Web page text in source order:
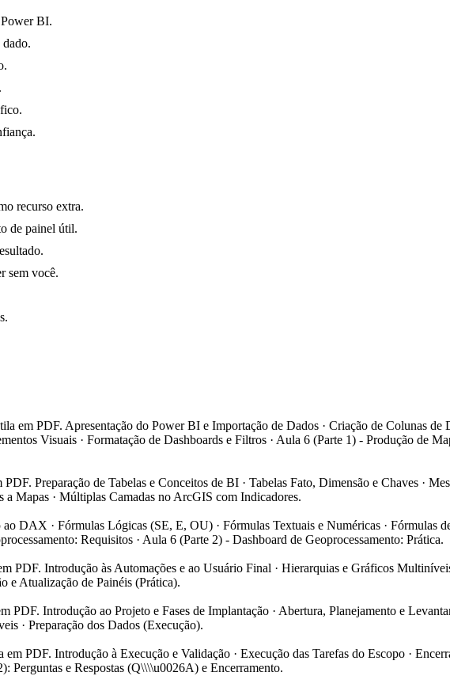
Power BI.
recurso extra.
de painel útil.
sem você.
em PDF. Apresentação do Power BI e Importação de Dados · Criação de Colunas de
Visuais · Formatação de Dashboards e Filtros · Aula 6 (Parte 1) - Produção de
PDF. Preparação de Tabelas e Conceitos de BI · Tabelas Fato, Dimensão e Chaves ·
Mapas · Múltiplas Camadas no ArcGIS com Indicadores.
ao DAX · Fórmulas Lógicas (SE, E, OU) · Fórmulas Textuais e Numéricas ·
Requisitos · Aula 6 (Parte 2) - Dashboard de Geoprocessamento: Prática.
PDF. Introdução às Automações e ao Usuário Final · Hierarquias e Gráficos
e Atualização de Painéis (Prática).
PDF. Introdução ao Projeto e Fases de Implantação · Abertura, Planejamento e
· Preparação dos Dados (Execução).
em PDF. Introdução à Execução e Validação · Execução das Tarefas do Escopo ·
Perguntas e Respostas (Q\\\\u0026A) e Encerramento.